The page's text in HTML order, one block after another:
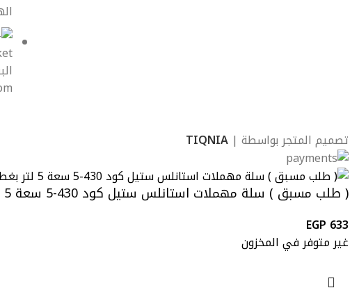
تصميم المتجر بواسطة | TIQNIA
( طلب مسبق ) سلة مهملات استانلس ستيل كود 430-5 سعة 5 لتر بغطاء سوفت كلوز إرتفاع 26سم قطر 21سم بجردل داخلى منتج مستورد
633
EGP
غير متوفر في المخزون